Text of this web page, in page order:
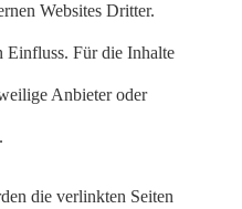
Websites Dritter.
Einfluss. Für die Inhalte
Anbieter oder
die verlinkten Seiten